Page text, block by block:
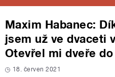
Maxim Habanec:
jsem už ve dvaceti
Otevřel mi dveře
18. červen 2021